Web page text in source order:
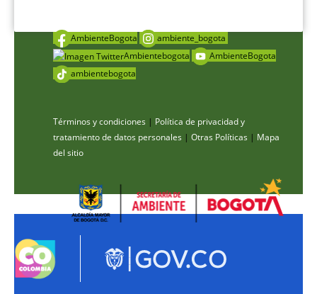
AmbienteBogota
ambiente_bogota
Ambientebogota
AmbienteBogota
ambientebogota
Términos y condiciones | Política de privacidad y
tratamiento de datos personales | Otras Políticas | Mapa
del sitio